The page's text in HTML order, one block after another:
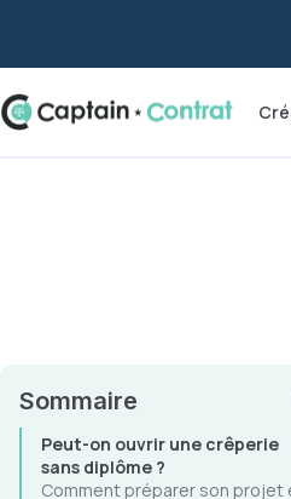
Sommaire
Peut-on ouvrir une crêperie
sans diplôme ?
Comment préparer son projet